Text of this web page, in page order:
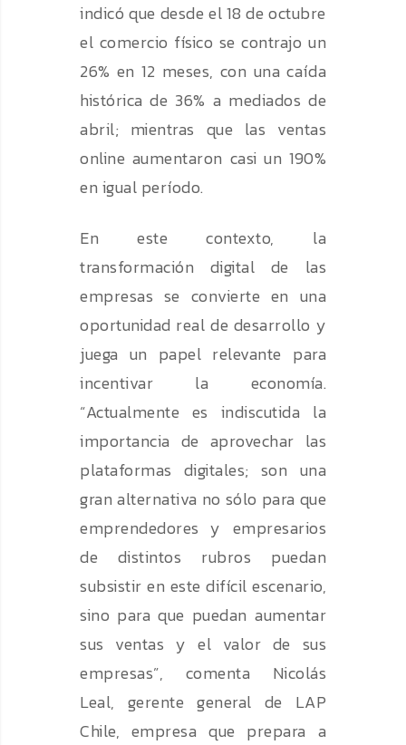
indicó que desde el 18 de octubre
el comercio físico se contrajo un
26% en 12 meses, con una caída
histórica de 36% a mediados de
abril; mientras que las ventas
online aumentaron casi un 190%
en igual período.
En este contexto, la
transformación digital de las
empresas se convierte en una
oportunidad real de desarrollo y
juega un papel relevante para
incentivar la economía.
“Actualmente es indiscutida la
importancia de aprovechar las
plataformas digitales; son una
gran alternativa no sólo para que
emprendedores y empresarios
de distintos rubros puedan
subsistir en este difícil escenario,
sino para que puedan aumentar
sus ventas y el valor de sus
empresas”, comenta Nicolás
Leal, gerente general de LAP
Chile, empresa que prepara a